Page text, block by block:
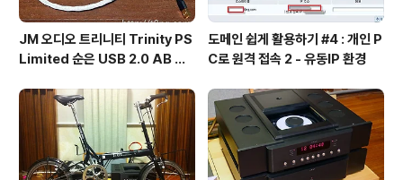
JM 오디오 트리니티 Trinity PS
Limited 순은 USB 2.0 AB 케
도메인 쉽게 활용하기 #4 : 개인 P
C로 원격 접속 2 - 유동IP 환경